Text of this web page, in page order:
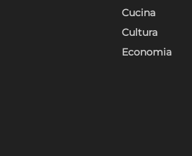
Cucina
Cultura
Economia